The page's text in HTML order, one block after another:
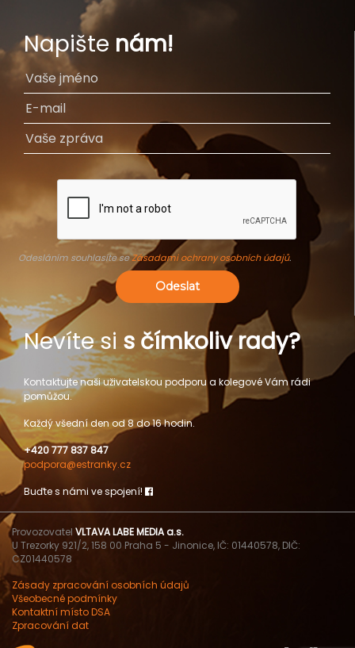
Napište nám!
Odesláním souhlasíte seZásadami ochrany osobních údajů.
Odeslat
Nevíte si s čímkoliv rady?
Kontaktujte naši uživatelskou podporu a kolegové Vám rádi
pomůžou.
Každý všední den od 8 do 16 hodin.
+420 777 837 847
podpora@estranky.cz
Buďte s námi ve spojení!
Provozovatel VLTAVA LABE MEDIA a.s.
U Trezorky 921/2, 158 00 Praha 5 - Jinonice, IČ: 01440578, DIČ:
CZ01440578
Zásady zpracování osobních údajů
Všeobecné podmínky
Kontaktní místo DSA
Zpracování dat